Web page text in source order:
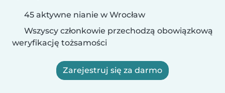
45 aktywne nianie w Wrocław
Wszyscy członkowie przechodzą obowiązkową
weryfikację tożsamości
Zarejestruj się za darmo